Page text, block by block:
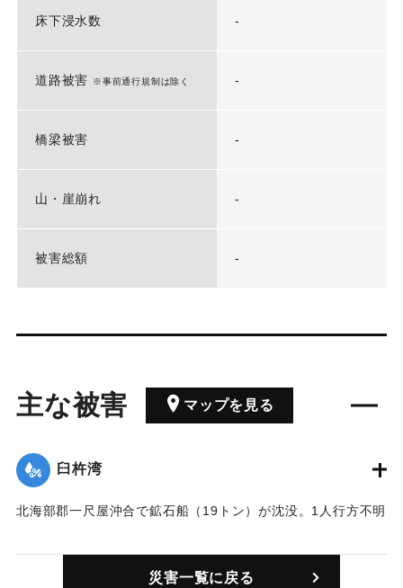
床下浸水数 -
道路被害 ※事前通行規制は除く -
橋梁被害 -
山・崖崩れ -
被害総額 -
主な被害 マップを見る
臼杵湾
北海部郡一尺屋沖合で鉱石船（19トン）が沈没。1人行方不明
災害一覧に戻る